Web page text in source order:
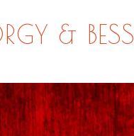
& BESS